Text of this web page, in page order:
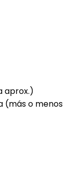
aprox.)
(más o menos